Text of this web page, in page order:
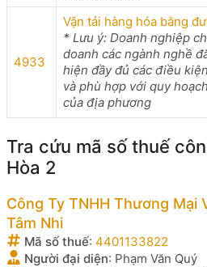
4933
Vận tải hàng hóa bằng
* Lưu ý: Doanh nghiệp
doanh các ngành nghề
hiện đầy đủ các điều
và phù hợp với quy
của địa phương
Tra cứu mã số thuế
Hòa 2
Công Ty TNHH Thương Mại
Tâm Nhi
Mã số thuế: 4401133822
Người đại diện: Phạm Văn Quý